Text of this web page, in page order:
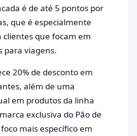
é de até 5 pontos por
que é especialmente
que focam em
para viagens.
20% de desconto em
além de uma
em produtos da linha
exclusiva do Pão de
mais específico em